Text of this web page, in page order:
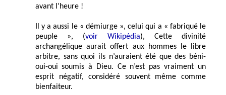
avant l’heure !
Il y a aussi le « démiurge », celui qui a « fabriqué le
peuple », (voir Wikipédia), Cette divinité
archangélique aurait offert aux hommes le libre
arbitre, sans quoi ils n’auraient été que des béni-
oui-oui soumis à Dieu. Ce n’est pas vraiment un
esprit négatif, considéré souvent même comme
bienfaiteur.